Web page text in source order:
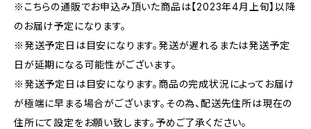
※こちらの通販でお申込み頂いた商品は【2023年4月上旬】以降
のお届け予定になります。
※発送予定日は目安になります。発送が遅れるまたは発送予定
日が延期になる可能性がございます。
※発送予定日は目安になります。商品の完成状況によってお届け
が極端に早まる場合がございます。その為、配送先住所は現在の
住所にて設定をお願い致します。予めご了承ください。